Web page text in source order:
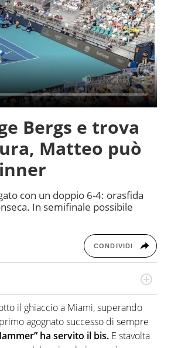
Bergs e trova
Matteo può
con un doppio 6-4: orasfida
In semifinale possibile
CONDIVIDI
in una nicchia di esperti, lui ne
gli umori social del mondo delle
il ghiaccio a Miami, superando
agognato successo di sempre
ha servito il bis. E stavolta